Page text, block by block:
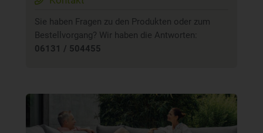
Sie haben Fragen zu den Produkten oder zum
Bestellvorgang? Wir haben die Antworten:
06131 / 504455